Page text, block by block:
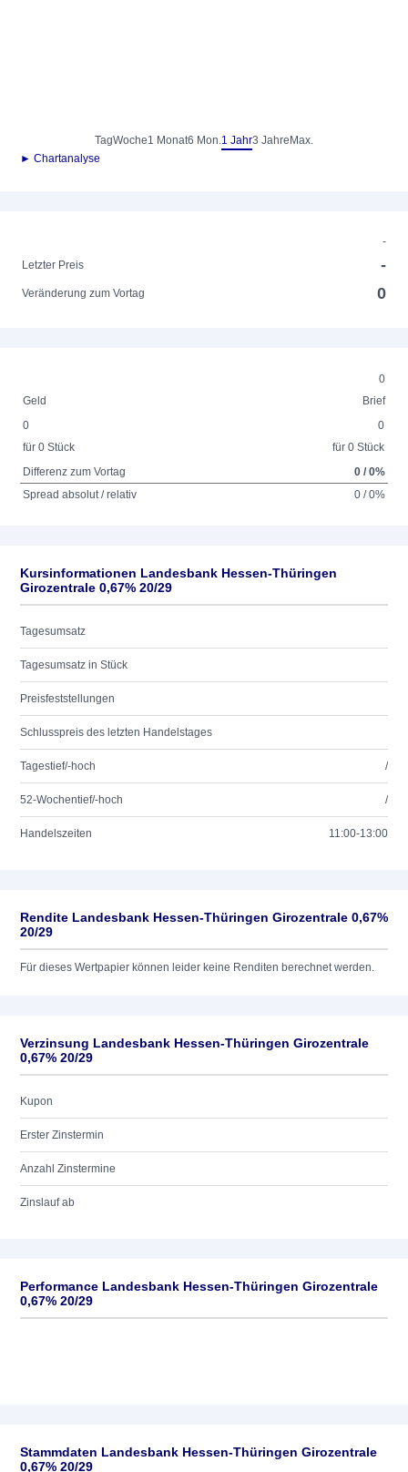
TagWoche1 Monat6 Mon.1 Jahr3 Jahre Max.
► Chartanalyse
-
Letzter Preis
-
Veränderung zum Vortag 0
0
Geld
Brief
0
für 0 Stück
0
für 0 Stück
Differenz zum Vortag
0 / 0%
Spread absolut / relativ
0 / 0%
Kursinformationen Landesbank Hessen-Thüringen
Girozentrale 0,67% 20/29
Tagesumsatz
Tagesumsatz in Stück
Preisfeststellungen
Schlusspreis des letzten Handelstages
Tagestief/-hoch /
52-Wochentief/-hoch /
Handelszeiten 11:00-13:00
Rendite Landesbank Hessen-Thüringen Girozentrale 0,67%
20/29
Für dieses Wertpapier können leider keine Renditen berechnet werden.
Verzinsung Landesbank Hessen-Thüringen Girozentrale
0,67% 20/29
Kupon
Erster Zinstermin
Anzahl Zinstermine
Zinslauf ab
Performance Landesbank Hessen-Thüringen Girozentrale
0,67% 20/29
Stammdaten Landesbank Hessen-Thüringen Girozentrale
0,67% 20/29